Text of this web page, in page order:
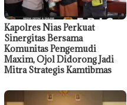
Kapolres Nias Perkuat
Sinergitas Bersama
Komunitas Pengemudi
Maxim, Ojol Didorong Jadi
Mitra Strategis Kamtibmas